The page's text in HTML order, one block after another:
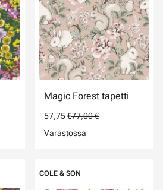
Magic Forest tapetti
57,75 €77,00 €
Varastossa
COLE & SON